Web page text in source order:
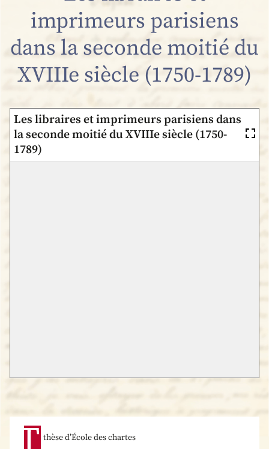
imprimeurs parisiens
dans la seconde moitié du
XVIIIe siècle (1750-1789)
Les libraires et imprimeurs parisiens dans
la seconde moitié du XVIIIe siècle (1750-
1789)
thèse d’École des chartes